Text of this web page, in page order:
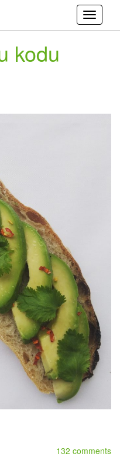
kodu
132 comments